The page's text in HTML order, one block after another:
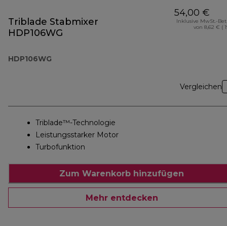
Triblade Stabmixer
HDP106WG
HDP106WG
54,00 €
Inklusive MwSt.-
von 8,62 € (
Vergleichen
Triblade™-Technologie
Leistungsstarker Motor
Turbofunktion
Zum Warenkorb hinzufügen
Mehr entdecken